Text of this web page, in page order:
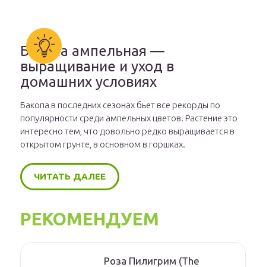
Бакопа ампельная —
выращивание и уход в
домашних условиях
Бакопа в последних сезонах бьет все рекорды по
популярности среди ампельных цветов. Растение это
интересно тем, что довольно редко выращивается в
открытом грунте, в основном в горшках.
ЧИТАТЬ ДАЛЕЕ
РЕКОМЕНДУЕМ
Роза Пилигрим (The